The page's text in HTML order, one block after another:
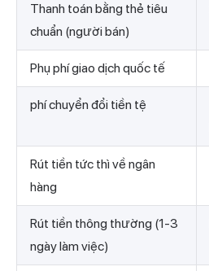
Thanh toán bằng thẻ tiêu
chuẩn (người bán)
Phụ phí giao dịch quốc tế
phí chuyển đổi tiền tệ
Rút tiền tức thì về ngân
hàng
Rút tiền thông thường (1-3
ngày làm việc)